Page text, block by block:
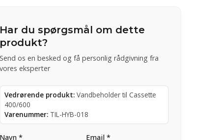
du spørgsmål om dette
os en besked og få personlig rådgivning fra
eksperter
Vedrørende produkt: Vandbeholder til Cassette
400/600
Varenummer: TIL-HYB-018
* Email *